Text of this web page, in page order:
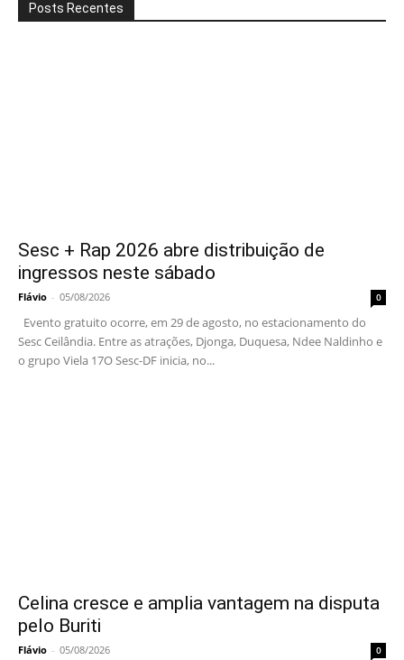
Posts Recentes
Sesc + Rap 2026 abre distribuição de
ingressos neste sábado
Flávio - 05/08/2026 0
Evento gratuito ocorre, em 29 de agosto, no estacionamento do
Sesc Ceilândia. Entre as atrações, Djonga, Duquesa, Ndee Naldinho e
o grupo Viela 17O Sesc-DF inicia, no...
Celina cresce e amplia vantagem na disputa
pelo Buriti
Flávio - 05/08/2026 0